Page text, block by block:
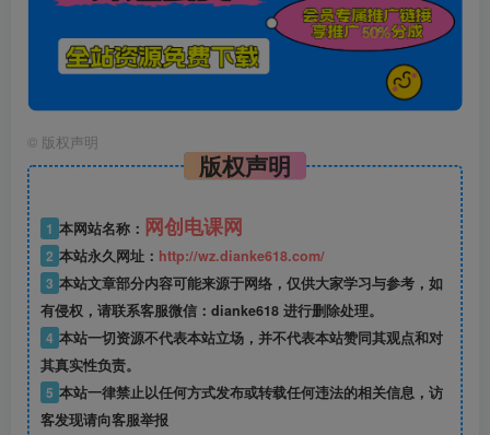
© 版权声明
版权声明
1 本网站名称： 网创电课网
2 本站永久网址： http://wz.dianke618.com/
3 本站文章部分内容可能来源于网络，仅供大家学习与参考，如
有侵权，请联系客服微信：dianke618 进行删除处理。
4 本站一切资源不代表本站立场，并不代表本站赞同其观点和对
其真实性负责。
5 本站一律禁止以任何方式发布或转载任何违法的相关信息，访
客发现请向客服举报